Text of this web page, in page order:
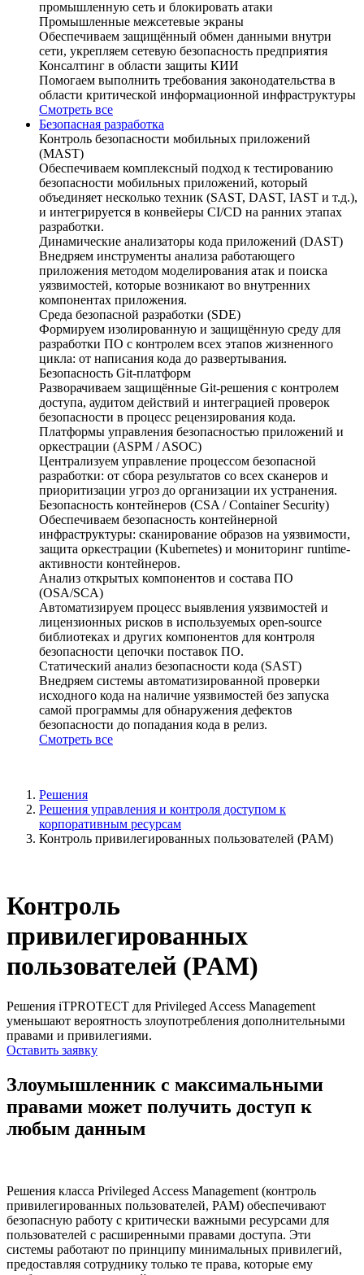
промышленную сеть и блокировать атаки
Промышленные межсетевые экраны
Обеспечиваем защищённый обмен данными внутри
сети, укрепляем сетевую безопасность предприятия
Консалтинг в области защиты КИИ
Помогаем выполнить требования законодательства в
области критической информационной инфраструктуры
Смотреть все
Безопасная разработка
Контроль безопасности мобильных приложений
(MAST)
Обеспечиваем комплексный подход к тестированию
безопасности мобильных приложений, который
объединяет несколько техник (SAST, DAST, IAST и т.д.),
и интегрируется в конвейеры CI/CD на ранних этапах
разработки.
Динамические анализаторы кода приложений (DAST)
Внедряем инструменты анализа работающего
приложения методом моделирования атак и поиска
уязвимостей, которые возникают во внутренних
компонентах приложения.
Среда безопасной разработки (SDE)
Формируем изолированную и защищённую среду для
разработки ПО с контролем всех этапов жизненного
цикла: от написания кода до развертывания.
Безопасность Git-платформ
Разворачиваем защищённые Git-решения с контролем
доступа, аудитом действий и интеграцией проверок
безопасности в процесс рецензирования кода.
Платформы управления безопасностью приложений и
оркестрации (ASPM / ASOC)
Централизуем управление процессом безопасной
разработки: от сбора результатов со всех сканеров и
приоритизации угроз до организации их устранения.
Безопасность контейнеров (CSA / Container Security)
Обеспечиваем безопасность контейнерной
инфраструктуры: сканирование образов на уязвимости,
защита оркестрации (Kubernetes) и мониторинг runtime-
активности контейнеров.
Анализ открытых компонентов и состава ПО
(OSA/SCA)
Автоматизируем процесс выявления уязвимостей и
лицензионных рисков в используемых open-source
библиотеках и других компонентов для контроля
безопасности цепочки поставок ПО.
Статический анализ безопасности кода (SAST)
Внедряем системы автоматизированной проверки
исходного кода на наличие уязвимостей без запуска
самой программы для обнаружения дефектов
безопасности до попадания кода в релиз.
Смотреть все
Решения
Решения управления и контроля доступом к
корпоративным ресурсам
Контроль привилегированных пользователей (PAM)
Контроль
привилегированных
пользователей (PAM)
Решения iTPROTECT для Privileged Access Management
уменьшают вероятность злоупотребления дополнительными
правами и привилегиями.
Оставить заявку
Злоумышленник с максимальными
правами может получить доступ к
любым данным
Решения класса Privileged Access Management (контроль
привилегированных пользователей, PAM) обеспечивают
безопасную работу с критически важными ресурсами для
пользователей с расширенными правами доступа. Эти
системы работают по принципу минимальных привилегий,
предоставляя сотруднику только те права, которые ему